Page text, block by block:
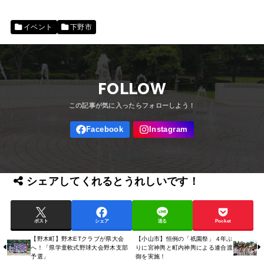
イベント 下野市
FOLLOW
シェアしてくれるとうれしいです！
ポスト シェア 送る Pocket
【野木町】野木ETクラブが県大会
へ！「県学童軟式野球大会野木支部
予選」
【小山市】恒例の「祇園祭」 4年ぶ
りに宮神輿と町内神輿による連合渡
御を実施！